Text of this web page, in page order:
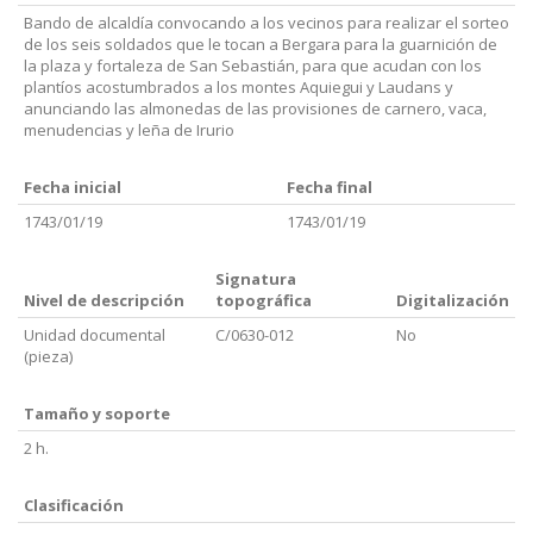
Bando de alcaldía convocando a los vecinos para realizar el sorteo
de los seis soldados que le tocan a Bergara para la guarnición de
la plaza y fortaleza de San Sebastián, para que acudan con los
plantíos acostumbrados a los montes Aquiegui y Laudans y
anunciando las almonedas de las provisiones de carnero, vaca,
menudencias y leña de Irurio
Fecha inicial
Fecha final
1743/01/19
1743/01/19
Nivel de descripción
Signatura
topográfica
Digitalización
Unidad documental
(pieza)
C/0630-012 No
Tamaño y soporte
2 h.
Clasificación